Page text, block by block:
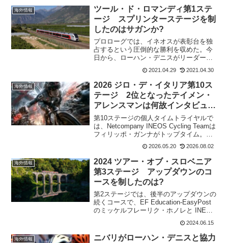
勝ジロでは、プリモッシュ・ログリッチ
をアシスト...
海外情報
ツール・ド・ロマンディ第1ステ
ージ スプリンターステージを制
したのはサガンか?
プロローグでは、イネオスが表彰台を独
占するという圧倒的な勝利を収めた。今
日から、ローハン・デニスがリーダージ
ャージとなる。第1ステージはスプリンタ
ーステージなので総合の変動はないだろ
う。イネオスもローハン・デニスのジャ
ージを守る走りをするは...
2021.04.29 2021.04.30
海外情報
2026 ジロ・デ・イタリア第10ス
テージ 2位となったテイメン・
アレンスマンは何故インタビュー
しない?
第10ステージの個人タイムトライヤルで
は、Netcompany INEOS Cycling Teamは
フィリッポ・ガンナがトップタイム。そ
して、テイメン・アレンスマンは1分54秒
差の2位。素晴らしいタイムをたたき出し
た。しかし、喜びの声が聴...
2026.05.20 2026.08.02
海外情報
2024 ツアー・オブ・スロベニア
第3ステージ アップダウンのコ
ースを制したのは?
第2ステージでは、後半のアップダウンの
続くコースで、EF Education-EasyPost
のミッケルフレーリク・ホノレと INEOS
Grenadiersのコナー・スウィフトが最後
まで逃げ続けた。このペースと厳しさ
に、Team Jayc...
2024.06.15
海外情報
ニバリがローハン・デニスと協力